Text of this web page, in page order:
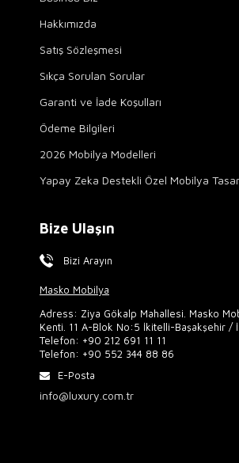
Hakkımızda
Satış Sözleşmesi
Sıkça Sorulan Sorular
Garanti ve İade Koşulları
Ödeme Bilgileri
2026 Mobilya Modelleri
Yapay Zeka Destekli Özel Mobilya
Bize Ulaşın
Bizi Arayın
Masko Mobilya
Adress: Ziya Gökalp Mahallesi. Masko
Kenti. 11 A-Blok No:5 İkitelli-Başakşehir /
Telefon: +90 212 691 11 11
Telefon: +90 552 344 88 86
E-Posta
info@luxury.com.tr